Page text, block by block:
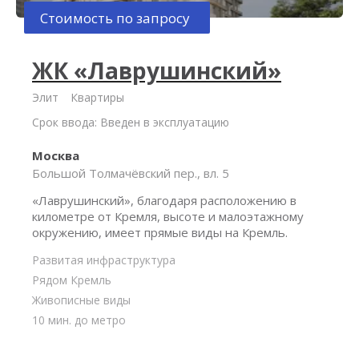
Стоимость по запросу
ЖК «Лаврушинский»
Элит
Квартиры
Срок ввода: Введен в эксплуатацию
Москва
Большой Толмачёвский пер., вл. 5
«Лаврушинский», благодаря расположению в
километре от Кремля, высоте и малоэтажному
окружению, имеет прямые виды на Кремль.
Развитая инфраструктура
Рядом Кремль
Живописные виды
10 мин. до метро